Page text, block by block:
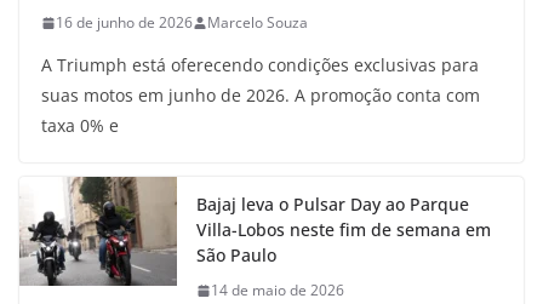
16 de junho de 2026 Marcelo Souza
A Triumph está oferecendo condições exclusivas para
suas motos em junho de 2026. A promoção conta com
taxa 0% e
Bajaj leva o Pulsar Day ao Parque
Villa-Lobos neste fim de semana em
São Paulo
14 de maio de 2026